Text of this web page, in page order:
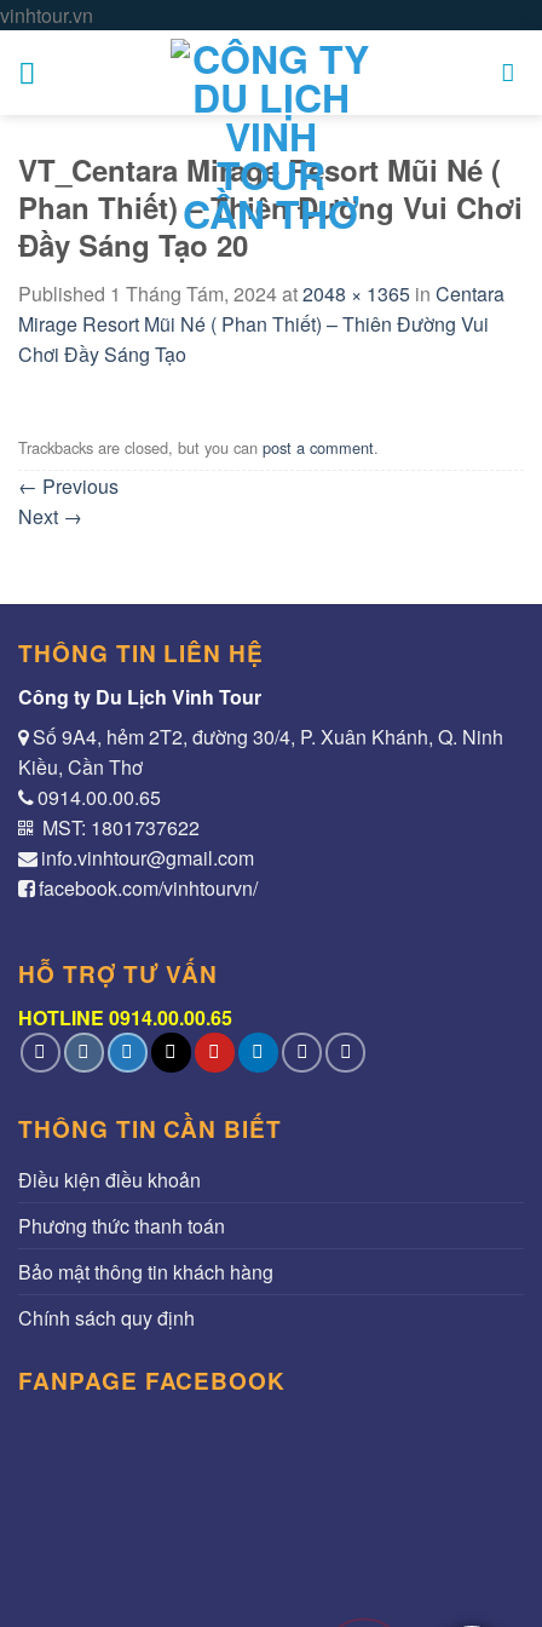
vinhtour.vn
VT_Centara Mirage Resort Mũi Né (
Phan Thiết) – Thiên Đường Vui Chơi
Đầy Sáng Tạo 20
Published 1 Tháng Tám, 2024at2048 × 1365 in Centara
Mirage Resort Mũi Né ( Phan Thiết) – Thiên Đường Vui
Chơi Đầy Sáng Tạo
Trackbacks are closed, but you can post a comment.
← Previous
Next →
THÔNG TIN LIÊN HỆ
Công ty Du Lịch Vinh Tour
Số 9A4, hẻm 2T2, đường 30/4, P. Xuân Khánh, Q. Ninh
Kiều, Cần Thơ
0914.00.00.65
MST: 1801737622
info.vinhtour@gmail.com
facebook.com/vinhtourvn/
HỖ TRỢ TƯ VẤN
HOTLINE 0914.00.00.65
THÔNG TIN CẦN BIẾT
Điều kiện điều khoản
Phương thức thanh toán
Bảo mật thông tin khách hàng
Chính sách quy định
FANPAGE FACEBOOK